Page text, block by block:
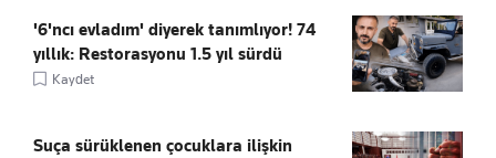
'6'ncı evladım' diyerek tanımlıyor! 74
yıllık: Restorasyonu 1.5 yıl sürdü
Kaydet
Suça sürüklenen çocuklara ilişkin